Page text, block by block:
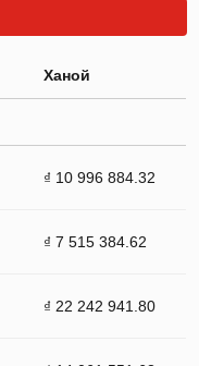
Ханой
₫ 10 996 884.32
₫ 7 515 384.62
₫ 22 242 941.80